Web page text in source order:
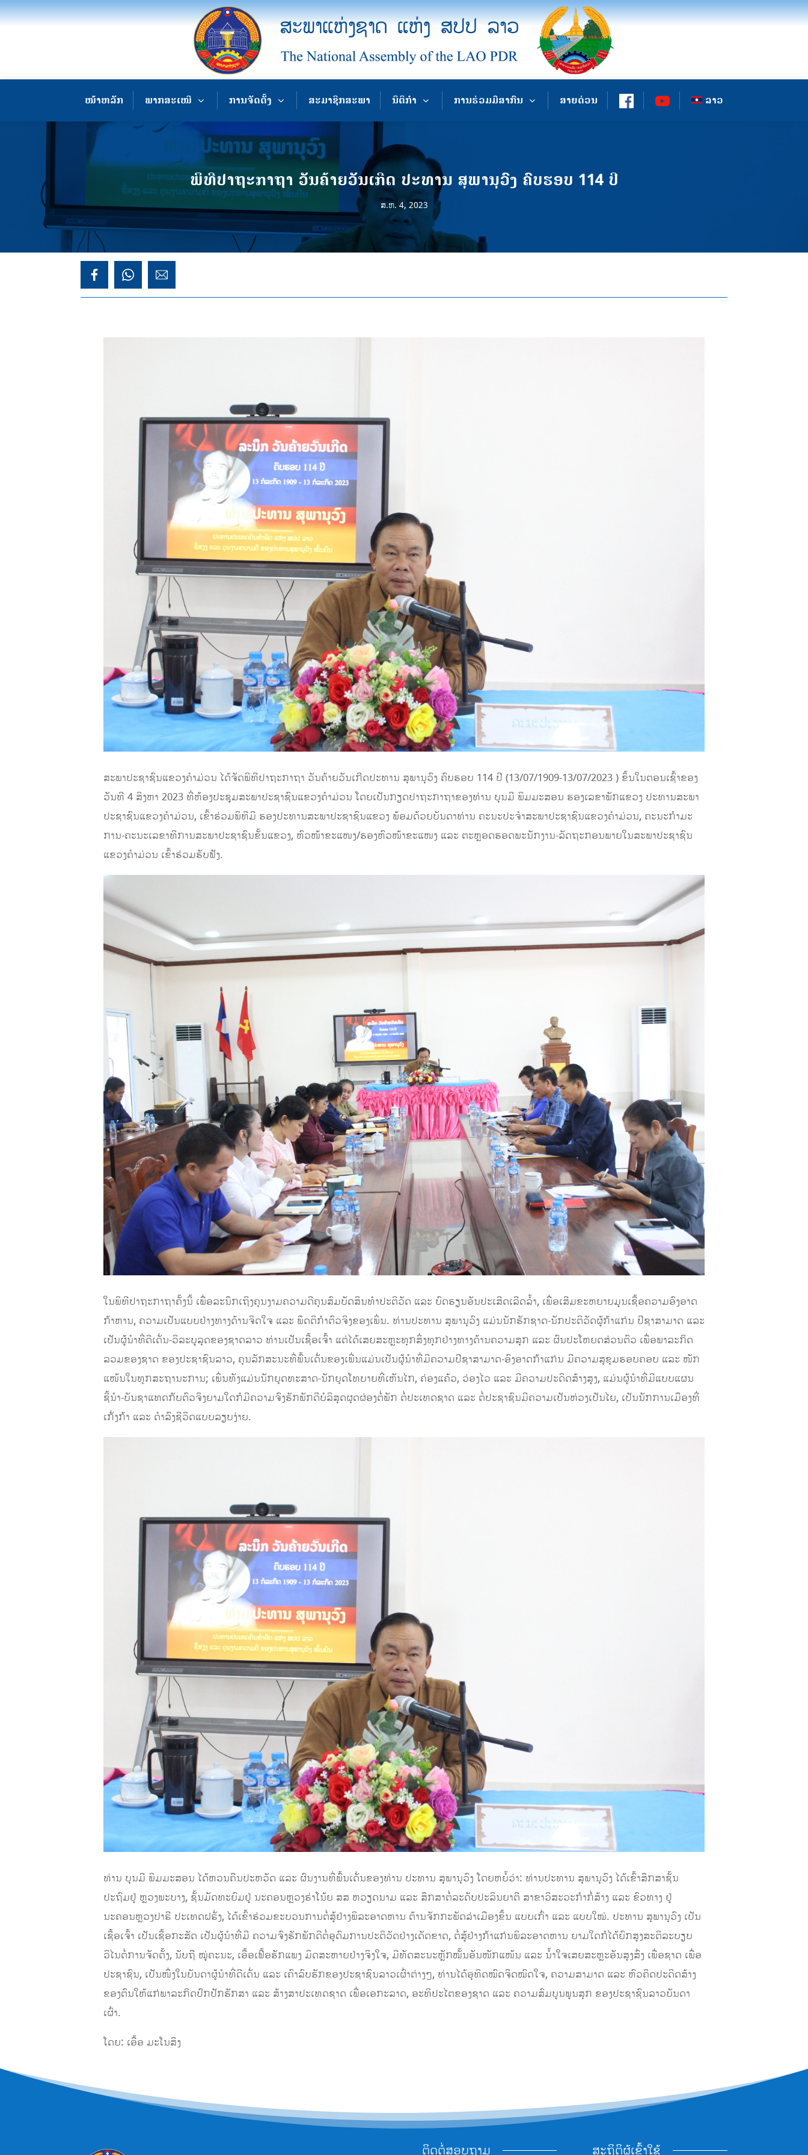
ໜ້າຫລັກ ພາກສະເໜີ ການຈັດຕັ້ງ ສະມາຊິກສະພາ ນິຕິກຳ ການຮ່ວມມືສາກົນ ສາຍດ່ວນ ລາວ
ພິທີປາຖະກາຖາ ວັນຄ້າຍວັນເກີດ ປະທານ ສຸພານຸວົງ ຄົບຮອບ 114 ປີ
ສ.ຫ. 4, 2023
ສະພາປະຊາຊົນແຂວງຄໍາມ່ວນ ໄດ້ຈັດພິທີປາຖະກາຖາ ວັນຄ້າຍວັນເກີດປະທານ ສຸພານຸວົງ ຄົບຮອບ 114 ປີ (13/07/1909-13/07/2023 ) ຂຶ້ນໃນຕອນເຊົ້າຂອງ
ວັນທີ 4 ສິງຫາ 2023 ທີ່ຫ້ອງປະຊຸມສະພາປະຊາຊົນແຂວງຄໍາມ່ວນ ໂດຍເປັນກຽດປາຖະກາຖາຂອງທ່ານ ບຸນມີ ພິມມະສອນ ຮອງເລຂາພັກແຂວງ ປະທານສະພາ
ປະຊາຊົນແຂວງຄໍາມ່ວນ, ເຂົ້າຮ່ວມພິທີມີ ຮອງປະທານສະພາປະຊາຊົນແຂວງ ພ້ອມດ້ວຍບັນດາທ່ານ ຄະນະປະຈໍາສະພາປະຊາຊົນແຂວງຄໍາມ່ວນ, ຄະນະກໍາມະ
ການ-ຄະນະເລຂາທິການສະພາປະຊາຊົນຂັ້ນແຂວງ, ຫົວໜ້າຂະແໜງ/ຮອງຫົວໜ້າຂະແໜງ ແລະ ຕະຫຼອດຮອດພະນັກງານ-ລັດຖະກອນພາຍໃນສະພາປະຊາຊົນ
ແຂວງຄໍາມ່ວນ ເຂົ້າຮ່ວມຮັບຟັງ.
ໃນພິທີປາຖະກາຖາຄັ້ງນີ້ ເພື່ອລະນຶກເຖິງຄຸນງາມຄວາມດີຄຸນສົມບັດສິນທໍາປະຕິວັດ ແລະ ບົດຮຽນອັນປະເສີດເລີດລໍ້າ, ເພື່ອເສີມຂະຫຍາຍມູນເຊື້ອຄວາມອົງອາດ
ກ້າຫານ, ຄວາມເປັນແບບຢ່າງທາງດ້ານຈິດໃຈ ແລະ ພຶດຕິກໍາຕົວຈິງຂອງເພິ່ນ. ທ່ານປະທານ ສຸພານຸວົງ ແມ່ນນັກຮັກຊາດ-ນັກປະຕິວັດຜູ້ກ້າແກ່ນ ປີຊາສາມາດ ແລະ
ເປັນຜູ້ນໍາທີ່ດີເດັ່ນ-ວິລະບູລຸດຂອງຊາດລາວ ທ່ານເປັນເຊື້ອເຈົ້າ ແຕ່ໄດ້ເສຍສະຫຼະທຸກສິ່ງທຸກຢ່າງທາງດ້ານຄວາມສຸກ ແລະ ຜົນປະໂຫຍດສ່ວນຕົວ ເພື່ອພາລະກິດ
ລວມຂອງຊາດ ຂອງປະຊາຊົນລາວ, ຄຸນລັກສະນະທີ່ພົ້ນເດັ່ນຂອງເພີ່ນແມ່ນເປັນຜູ້ນໍາທີ່ມີຄວາມປີຊາສາມາດ-ອົງອາດກ້າແກ່ນ ມີຄວາມສຸຂຸມຮອບຄອບ ແລະ ໜັກ
ແໜ້ນໃນທຸກສະຖານະການ; ເພິ່ນທັງແມ່ນນັກຍຸດທະສາດ-ນັກຍຸດໂທບາຍທີ່ເຫັນໄກ, ຄ່ອງແຄ້ວ, ວ່ອງໄວ ແລະ ມີຄວາມປະດິດສ້າງສູງ, ແມ່ນຜູ້ນຳທີ່ມີແບບແຜນ
ຊີ້ນຳ-ບັນຊາແທດກັບຕົວຈິງຍາມໃດກໍມີຄວາມຈົງຮັກພັກດີບໍລິສຸດຜຸດຜ່ອງຕໍ່ພັກ ຕໍ່ປະເທດຊາດ ແລະ ຕໍ່ປະຊາຊົນມີຄວາມເປັນຫ່ວງເປັນໄຍ, ເປັນນັກການເມືອງທີ່
ເກັ່ງກ້າ ແລະ ດໍາລົງຊີວິດແບບລຽບງ່າຍ.
ທ່ານ ບຸນມີ ພິມມະສອນ ໄດ້ຫວນຄືນປະຫວັດ ແລະ ຜົນງານທີ່ພົ້ນເດັ່ນຂອງທ່ານ ປະທານ ສຸພານຸວົງ ໂດຍຫຍໍ້ວ່າ: ທ່ານປະທານ ສຸພານຸວົງ ໄດ້ເຂົ້າສຶກສາຊັ້ນ
ປະຖົມຢູ່ ຫຼວງພະບາງ, ຊັ້ນມັດທະຍົມຢູ່ ນະຄອນຫຼວງຮ່າໂນ້ຍ ສສ ຫວຽດນາມ ແລະ ສຶກສາຕໍ່ລະດັບປະລິນຍາຕີ ສາຂາວິສະວະກຳກໍ່ສ້າງ ແລະ ຂົວທາງ ຢູ່
ນະຄອນຫຼວງປາຣີ ປະເທດຝຣັ່ງ, ໄດ້ເຂົ້າຮ່ວມຂະບວນການຕໍ່ສູ້ຢ່າງພິລະອາດຫານ ຕ້ານຈັກກະພັດລ່າເມືອງຂຶ້ນ ແບບເກົ່າ ແລະ ແບບໃໝ່. ປະທານ ສຸພານຸວົງ ເປັນ
ເຊື້ອເຈົ້າ ເປັນເຊື້ອກະສັດ ເປັນຜູ້ນຳທີ່ມີ ຄວາມຈົງຮັກພັກດີຕໍ່ອຸດົມການປະຕິວັດຢ່າງເດັດຂາດ, ຕໍ່ສູ້ຢ່າງກ້າແກ່ນພິລະອາດຫານ ຍາມໃດກໍໄດ້ຍົກສູງສະຕິລະບຽບ
ວິໄນຕໍ່ການຈັດຕັ້ງ, ນັບຖື ໝູ່ຄະນະ, ເອື້ອເຟື້ອຮັກແພງ ມິດສະຫາຍຢ່າງຈິງໃຈ, ມີທັດສະນະຫຼັກໝັ້ນອັນໜັກແໜ້ນ ແລະ ນ້ຳໃຈເສຍສະຫຼະອັນສູງສົ່ງ ເພື່ອຊາດ ເພື່ອ
ປະຊາຊົນ, ເປັນໜຶ່ງໃນບັນດາຜູ້ນຳທີ່ດີເດັ່ນ ແລະ ເຄົາລົບຮັກຂອງປະຊາຊົນລາວເຜົ່າຕ່າງໆ, ທ່ານໄດ້ອຸທິດໝົດຈິດໝົດໃຈ, ຄວາມສາມາດ ແລະ ຫົວຄິດປະດິດສ້າງ
ຂອງຕົນໃຫ້ແກ່ພາລະກິດປົກປັກຮັກສາ ແລະ ສ້າງສາປະເທດຊາດ ເພື່ອເອກະລາດ, ອະທິປະໄຕຂອງຊາດ ແລະ ຄວາມສົມບູນພູນສຸກ ຂອງປະຊາຊົນລາວບັນດາ
ເຜົ່າ.
ໂດຍ: ເອື້ອ ມະໂນສິງ
ຕິດຕໍ່ສອບຖາມ ສະຖິຕິຜູ້ເຂົ້າໃຊ້